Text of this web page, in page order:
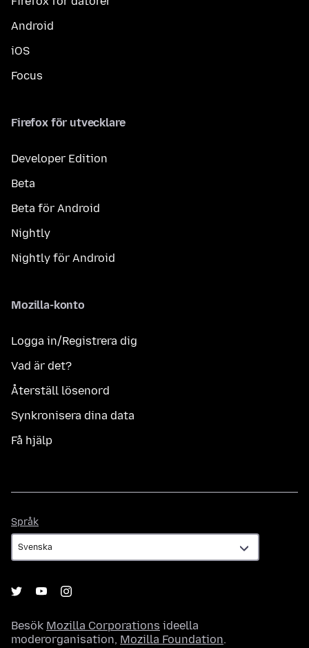
Android
iOS
Focus
Firefox för utvecklare
Developer Edition
Beta
Beta för Android
Nightly
Nightly för Android
Mozilla-konto
Logga in/Registrera dig
Vad är det?
Återställ lösenord
Synkronisera dina data
Få hjälp
Språk
Besök Mozilla Corporations ideella
moderorganisation, Mozilla Foundation.